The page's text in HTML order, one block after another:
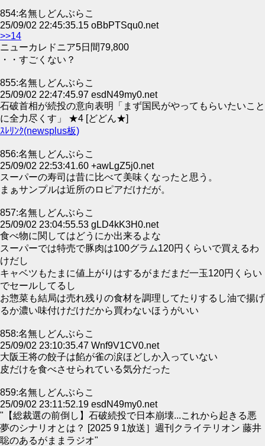
854:名無しどんぶらこ
25/09/02 22:45:35.15 oBbPTSqu0.net
>>14
ニューカレドニア5日間79,800
・・すごくない？
855:名無しどんぶらこ
25/09/02 22:47:45.97 esdN49my0.net
石破首相が続投の意向表明「まず国民がやってもらいたいこと
に全力尽くす」 ★4 [どどん★]
ｽﾚﾘﾝｸ(newsplus板)
856:名無しどんぶらこ
25/09/02 22:53:41.60 +awLgZ5j0.net
スーパーの寿司は昔に比べて美味くなったと思う。
まぁサンプルは近所のロピアだけだが。
857:名無しどんぶらこ
25/09/02 23:04:55.53 gLD4kK3H0.net
食べ物に関してはどうにか出来るよな
スーパーでは特売で豚肉は100グラム120円くらいで買えるわ
けだし
キャベツもたまに値上がりはするがまだまだ一玉120円くらい
でセールしてるし
お惣菜も結局は売れ残りの食材を調理してたりするし油で揚げ
るか濃い味付けだけだから買わないほうがいい
858:名無しどんぶらこ
25/09/02 23:10:35.47 Wnf9V1CV0.net
大阪王将の餃子は餡が雀の涙ほどしか入っていない
皮だけを食べさせられている気分だった
859:名無しどんぶらこ
25/09/02 23:11:52.19 esdN49my0.net
"【総裁選の前倒し】石破続投で日本崩壊...これから起きる悪
夢のシナリオとは？ [2025 9 1放送］週刊クライテリオン 藤井
聡のあるがままラジオ"